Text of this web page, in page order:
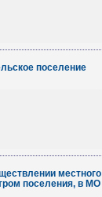
поселение
местного
поселения, в МО